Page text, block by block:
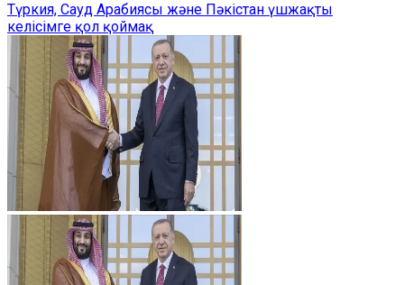
Түркия, Сауд Арабиясы және Пәкістан үшжақты
келісімге қол қоймақ